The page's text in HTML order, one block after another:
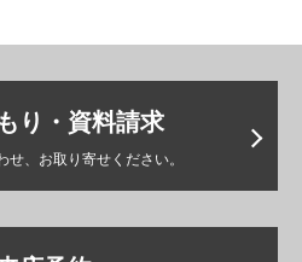
り・資料請求
せ、お取り寄せください。